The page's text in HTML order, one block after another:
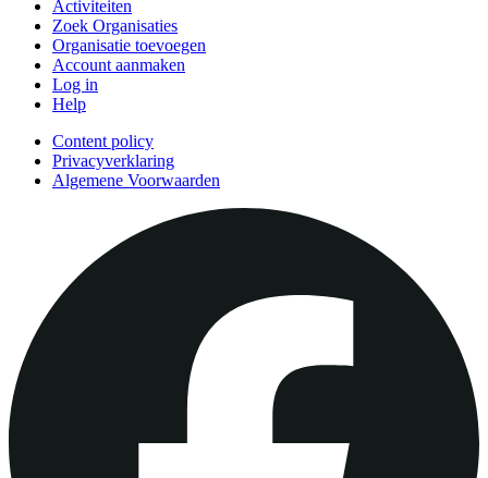
Activiteiten
Zoek Organisaties
Organisatie toevoegen
Account aanmaken
Log in
Help
Content policy
Privacyverklaring
Algemene Voorwaarden